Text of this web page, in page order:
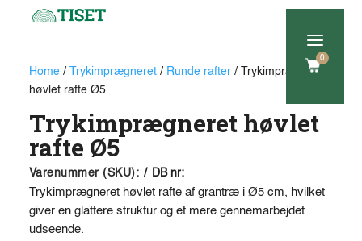
a
0
Home/ Trykimprægneret/ Runde rafter/ Trykimprægneret
høvlet rafte Ø5
Trykimprægneret høvlet
rafte Ø5
Varenummer (SKU): / DB nr:
Trykimprægneret høvlet rafte af grantræ i Ø5 cm, hvilket
giver en glattere struktur og et mere gennemarbejdet
udseende.